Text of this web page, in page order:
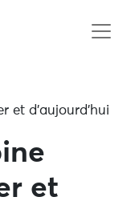
et d’aujourd’hui
et